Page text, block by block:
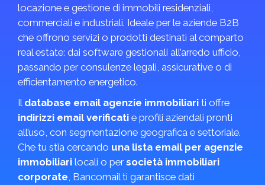
locazione e gestione di immobili residenziali,
commerciali e industriali. Ideale per le aziende B2B
che offrono servizi o prodotti destinati al comparto
real estate: dai software gestionali all’arredo ufficio,
passando per consulenze legali, assicurative o di
efficientamento energetico.
Il database email agenzie immobiliari ti offre
indirizzi email verificati e profili aziendali pronti
all’uso, con segmentazione geografica e settoriale.
Che tu stia cercando una lista email per agenzie
immobiliari locali o persocietà immobiliari
corporate, Bancomail ti garantisce dati